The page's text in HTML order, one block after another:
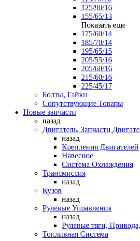
125/90/16
155/65/13
Показать еще
175/60/14
185/70/14
195/65/15
205/55/16
205/60/16
215/60/16
225/45/17
Болты, Гайки
Сопутствующие Товары
Новые запчасти
назад
Двигатель, Запчасти
назад
Крепления Двигателей
Навесное
Система Охлаждения
Трансмиссия
назад
Кузов
назад
Рулевые Управления
назад
Рулевые тяги,
Топливная Система